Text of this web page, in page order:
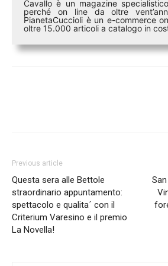
Cavallo è un magazine
perché on line da oltre
PianetaCuccioli è un e-commerce
oltre 15.000 articoli a catalogo in
Previous article
Questa sera alle Bettole
straordinario appuntamento:
spettacolo e qualita´ con il
Criterium Varesino e il premio
La Novella!